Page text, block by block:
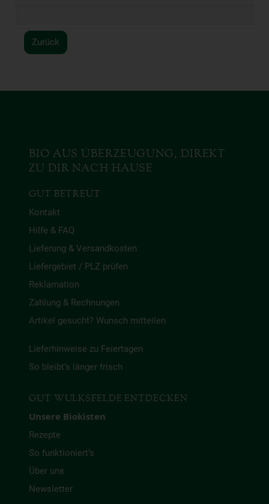
Zurück
BIO AUS ÜBERZEUGUNG, DIREKT
ZU DIR NACH HAUSE
GUT BETREUT
Kontakt
Hilfe & FAQ
Lieferung & Versandkosten
Liefergebiet / PLZ prüfen
Reklamation
Zahlung & Rechnungen
Artikel gesucht? Wunsch mitteilen
Lieferhinweise zu Feiertagen
So bleibt’s länger frisch
GUT WULKSFELDE ENTDECKEN
Unsere Biokisten
Rezepte
So funktioniert’s
Über uns
Newsletter